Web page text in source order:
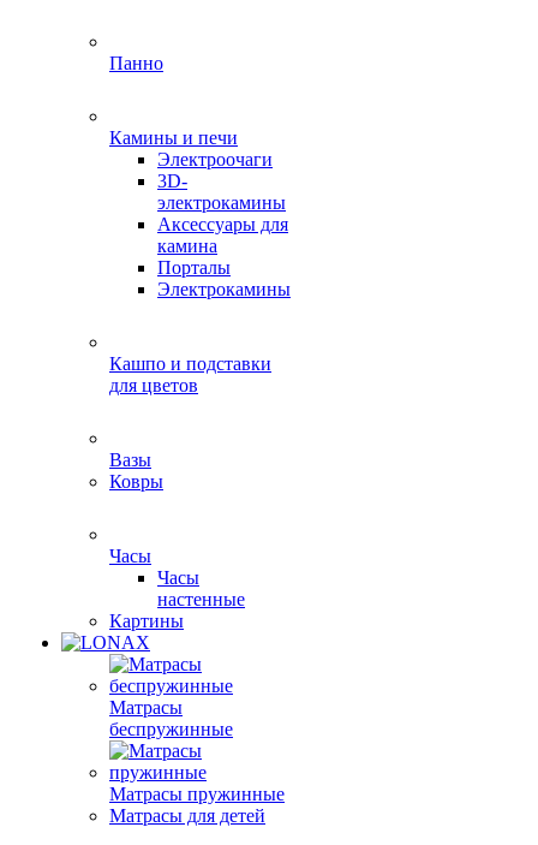
Панно
Камины и печи
Электроочаги
3D-
электрокамины
Аксессуары для
камина
Порталы
Электрокамины
Кашпо и подставки
для цветов
Вазы
Ковры
Часы
Часы
настенные
Картины
Матрасы
беспружинные
Матрасы пружинные
Матрасы для детей